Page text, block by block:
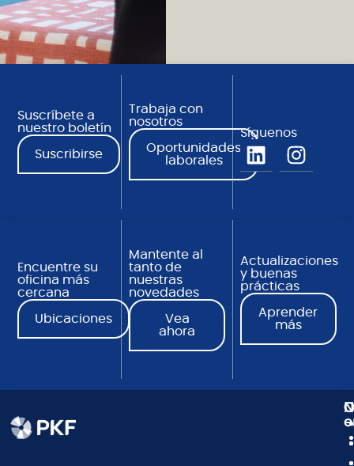
Suscríbete a
nuestro boletín
Suscribirse
Trabaja con
nosotros
Oportunidades
laborales
Síguenos
Encuentre su
oficina más
cercana
Ubicaciones
Mantente al
tanto de
nuestras
novedades
Vea
ahora
Actualizaciones
y buenas
prácticas
Aprender
más